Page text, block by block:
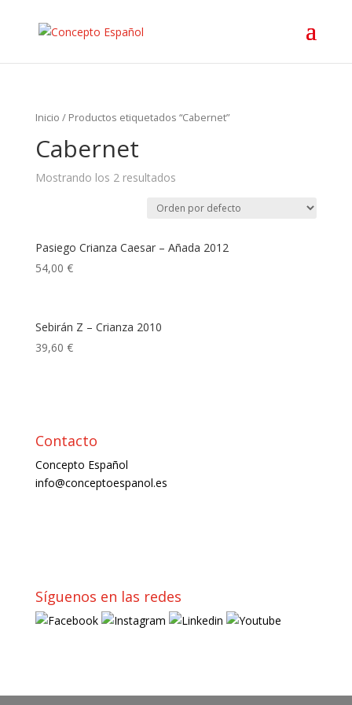
Inicio / Productos etiquetados “Cabernet”
Cabernet
Mostrando los 2 resultados
Pasiego Crianza Caesar – Añada 2012
54,00 €
Sebirán Z – Crianza 2010
39,60 €
Contacto
Concepto Español
info@conceptoespanol.es
Síguenos en las redes